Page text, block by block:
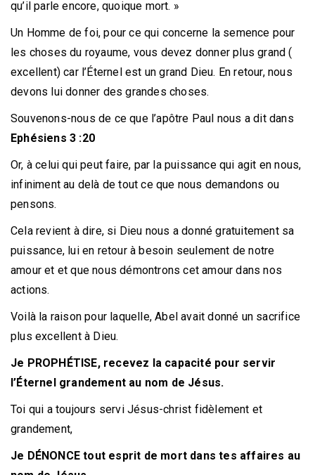
qu’il parle encore, quoique mort. »
Un Homme de foi, pour ce qui concerne la semence pour
les choses du royaume, vous devez donner plus grand (
excellent) car l’Éternel est un grand Dieu. En retour, nous
devons lui donner des grandes choses.
Souvenons-nous de ce que l’apôtre Paul nous a dit dans
Ephésiens 3 :20
Or, à celui qui peut faire, par la puissance qui agit en nous,
infiniment au delà de tout ce que nous demandons ou
pensons.
Cela revient à dire, si Dieu nous a donné gratuitement sa
puissance, lui en retour à besoin seulement de notre
amour et et que nous démontrons cet amour dans nos
actions.
Voilà la raison pour laquelle, Abel avait donné un sacrifice
plus excellent à Dieu.
Je PROPHÉTISE, recevez la capacité pour servir
l’Éternel grandement au nom de Jésus.
Toi qui a toujours servi Jésus-christ fidèlement et
grandement,
Je DÉNONCE tout esprit de mort dans tes affaires au